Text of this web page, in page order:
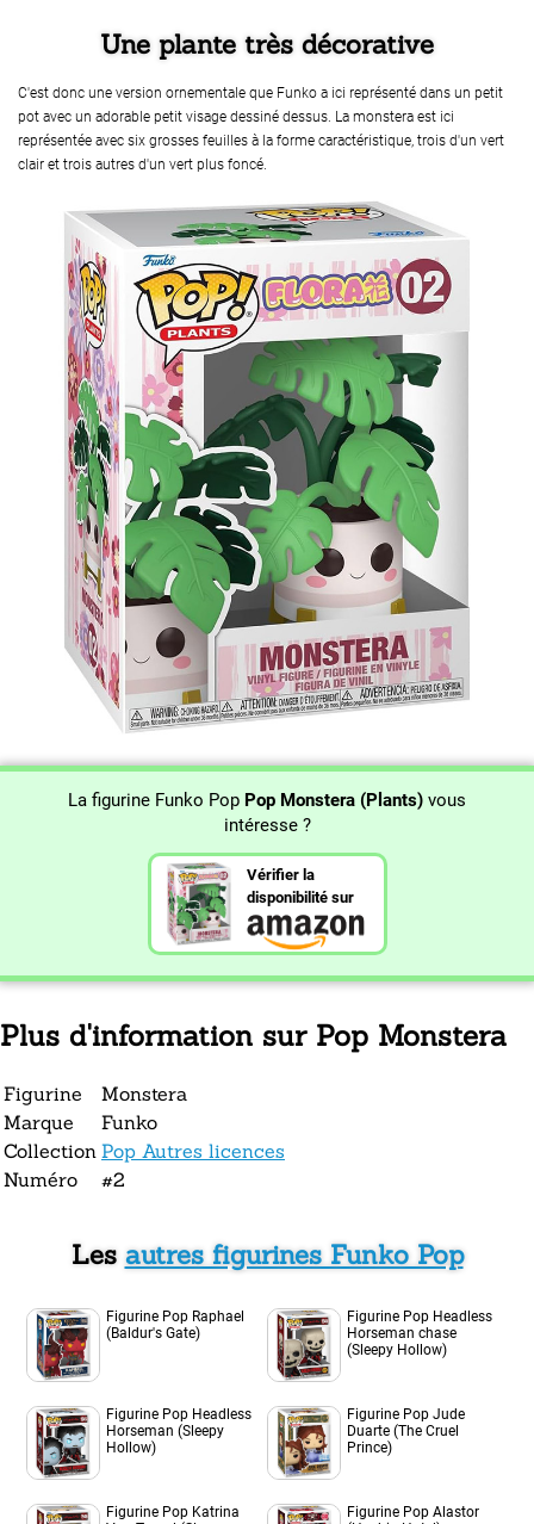
Une plante très décorative
C'est donc une version ornementale que Funko a ici représenté dans un petit
pot avec un adorable petit visage dessiné dessus. La monstera est ici
représentée avec six grosses feuilles à la forme caractéristique, trois d'un vert
clair et trois autres d'un vert plus foncé.
La figurine Funko Pop Pop Monstera (Plants) vous
intéresse ?
Vérifier la
disponibilité sur
Plus d'information sur Pop Monstera
Figurine
Monstera
Marque
Funko
Collection Pop Autres licences
Numéro
#2
Les autres figurines Funko Pop
Figurine Pop Raphael
(Baldur's Gate)
Figurine Pop Headless
Horseman chase
(Sleepy Hollow)
Figurine Pop Headless
Horseman (Sleepy
Hollow)
Figurine Pop Jude
Duarte (The Cruel
Prince)
Figurine Pop Katrina
Figurine Pop Alastor